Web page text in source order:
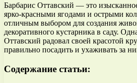
Барбарис Оттавский — это
ярко-красными ягодами и острыми
отличным выбором для создания
декоративного кустарника в саду.
Оттавский радовал своей красотой
правильно посадить и ухаживать за
Содержание статьи: